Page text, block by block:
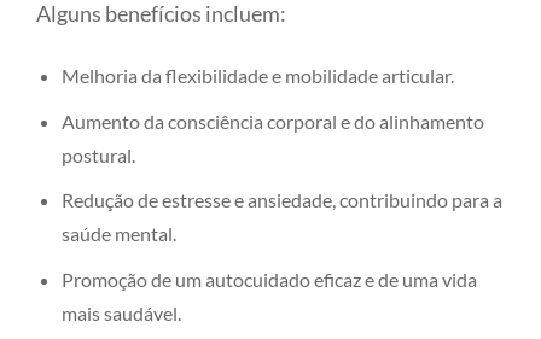
Alguns benefícios incluem:
Melhoria da flexibilidade e mobilidade articular.
Aumento da consciência corporal e do alinhamento
postural.
Redução de estresse e ansiedade, contribuindo para a
saúde mental.
Promoção de um autocuidado eficaz e de uma vida
mais saudável.